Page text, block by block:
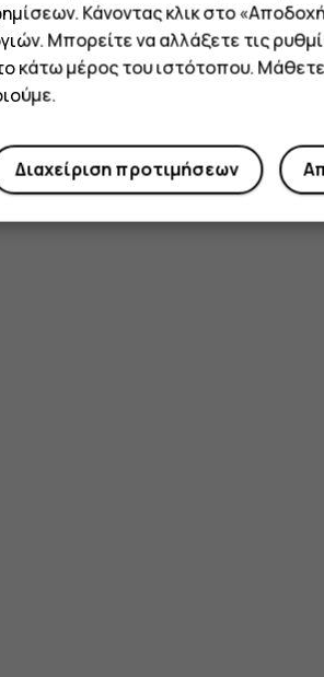
Ναι Όχι
Κάνοντας κλικ στο
Μπορείτε να αλλάξετε τις
κάτω μέρος του ιστότοπου.
Διαχείριση προτιμήσεων